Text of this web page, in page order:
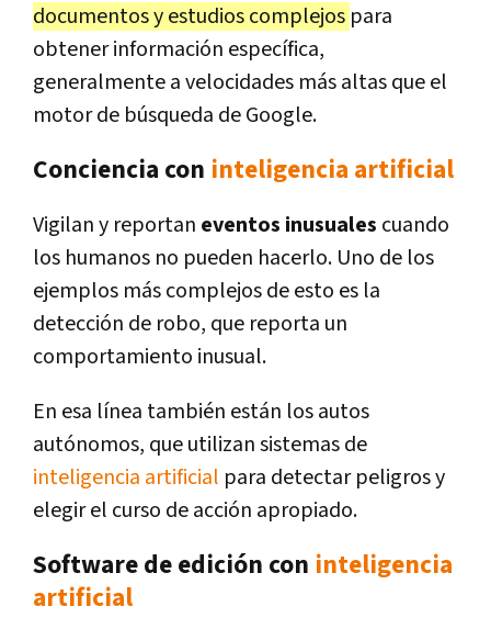
documentos y estudios complejos para
obtener información específica,
generalmente a velocidades más altas que el
motor de búsqueda de Google.
Conciencia con inteligencia artificial
Vigilan y reportan eventos inusuales cuando
los humanos no pueden hacerlo. Uno de los
ejemplos más complejos de esto es la
detección de robo, que reporta un
comportamiento inusual.
En esa línea también están los autos
autónomos, que utilizan sistemas de
inteligencia artificial para detectar peligros y
elegir el curso de acción apropiado.
Software de edición con inteligencia
artificial